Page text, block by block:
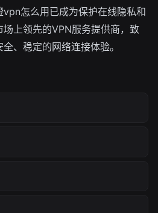
怎么用已成为保护在线隐私和
上领先的VPN服务提供商，致
、稳定的网络连接体验。